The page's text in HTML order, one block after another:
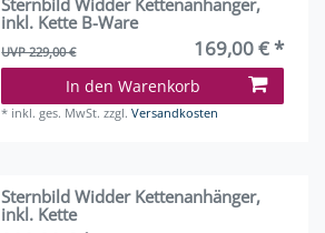
Sternbild Widder Kettenanhänger,
inkl. Kette B-Ware
UVP 229,00 € 169,00 € *
In den Warenkorb
* inkl. ges. MwSt. zzgl.Versandkosten
Sternbild Widder Kettenanhänger,
inkl. Kette